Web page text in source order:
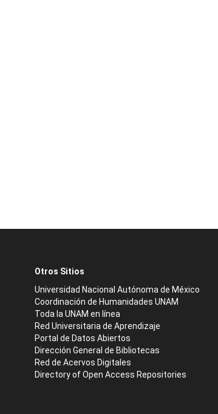
Otros Sitios
Universidad Nacional Autónoma de México
Coordinación de Humanidades UNAM
Toda la UNAM en línea
Red Universitaria de Aprendizaje
Portal de Datos Abiertos
Dirección General de Bibliotecas
Red de Acervos Digitales
Directory of Open Access Repositories